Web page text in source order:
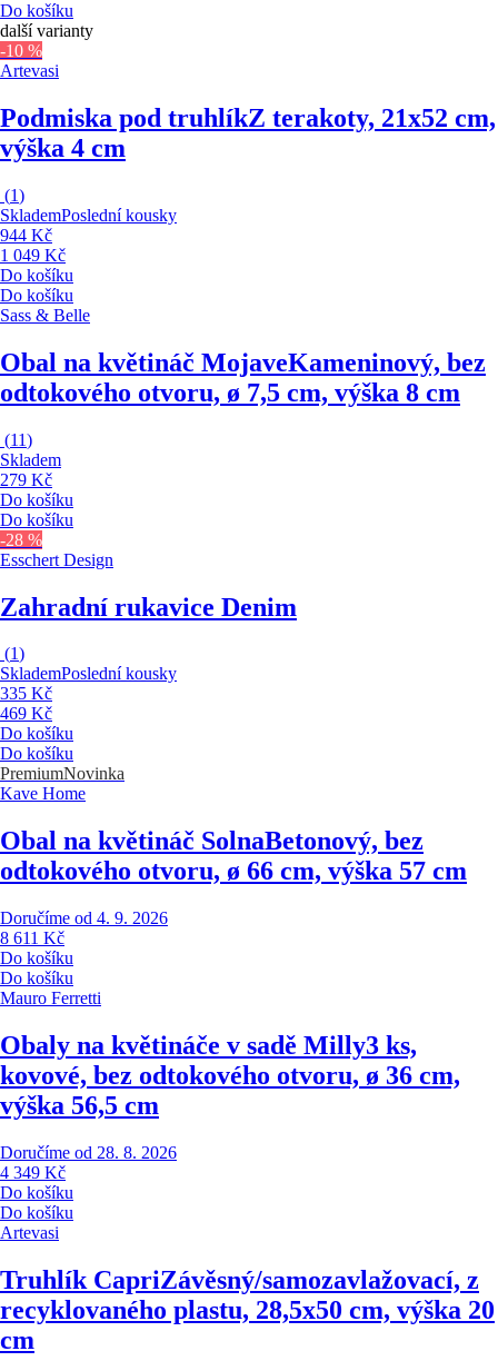
Do košíku
další varianty
-10 %
Artevasi
Podmiska pod truhlíkZ terakoty, 21x52 cm,
výška 4 cm
(1)
SklademPoslední kousky
944 Kč
1 049 Kč
Do košíku
Do košíku
Sass & Belle
Obal na květináč MojaveKameninový, bez
odtokového otvoru, ø 7,5 cm, výška 8 cm
(11)
Skladem
279 Kč
Do košíku
Do košíku
-28 %
Esschert Design
Zahradní rukavice Denim
(1)
SklademPoslední kousky
335 Kč
469 Kč
Do košíku
Do košíku
PremiumNovinka
Kave Home
Obal na květináč SolnaBetonový, bez
odtokového otvoru, ø 66 cm, výška 57 cm
Doručíme od 4. 9. 2026
8 611 Kč
Do košíku
Do košíku
Mauro Ferretti
Obaly na květináče v sadě Milly3 ks,
kovové, bez odtokového otvoru, ø 36 cm,
výška 56,5 cm
Doručíme od 28. 8. 2026
4 349 Kč
Do košíku
Do košíku
Artevasi
Truhlík CapriZávěsný/samozavlažovací, z
recyklovaného plastu, 28,5x50 cm, výška 20
cm